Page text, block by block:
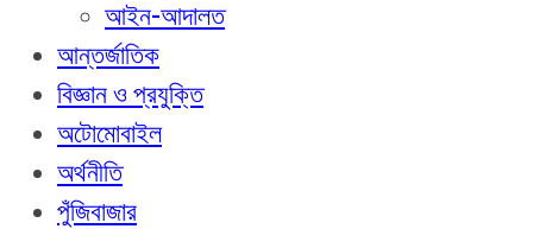
আইন-আদালত
আন্তর্জাতিক
বিজ্ঞান ও প্রযুক্তি
অটোমোবাইল
অর্থনীতি
পুঁজিবাজার